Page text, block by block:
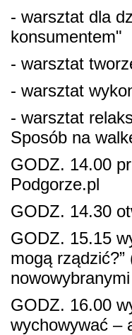
- warsztat dla
konsumentem"
- warsztat
- warsztat
- warsztat
Sposób na
GODZ. 14.00
Podgorze.pl
GODZ. 14.30
GODZ. 15.15
mogą rządzić?”
GODZ. 16.00
wychowywać –